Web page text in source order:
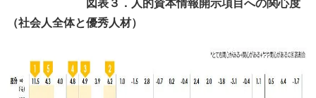
図表３．人的資本情報開示項目への関心度
（社会人全体と優秀人材）